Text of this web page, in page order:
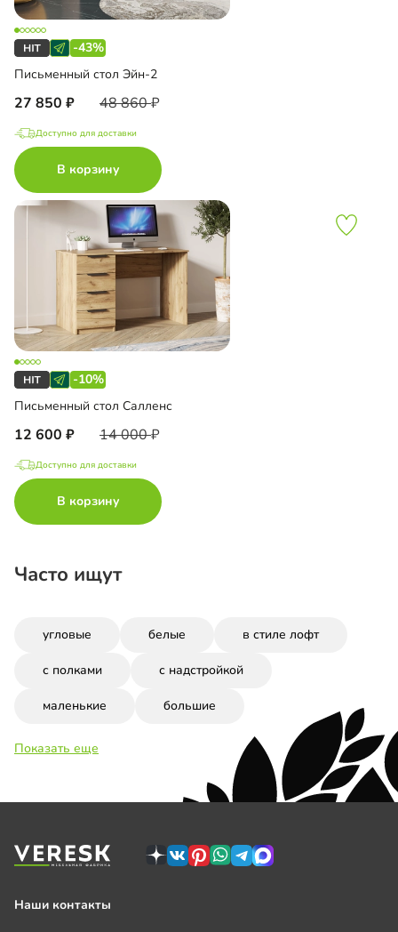
-43%
Письменный стол Эйн-2
27 850 48 860
Доступно для доставки
В корзину
-10%
Письменный стол Салленс
12 600 14 000
Доступно для доставки
В корзину
Часто ищут
угловые белые в стиле лофт
с полками с надстройкой
маленькие большие
Показать еще
Наши контакты